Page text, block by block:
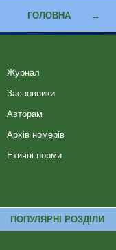
ГОЛОВНА →
Журнал
Засновники
Авторам
Архів номерів
Етичні норми
ПОПУЛЯРНІ РОЗДІЛИ